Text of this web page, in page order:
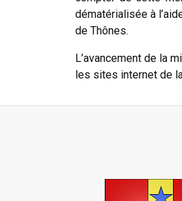
dématérialisée à
de Thônes.
L’avancement de la
les sites internet de